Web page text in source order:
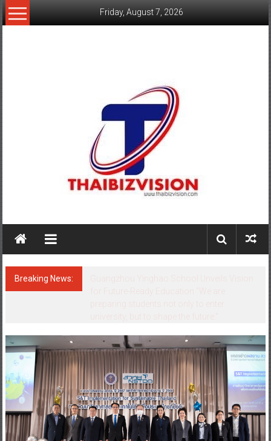
Skip
to
Friday, August 7, 2026
Breaking News: